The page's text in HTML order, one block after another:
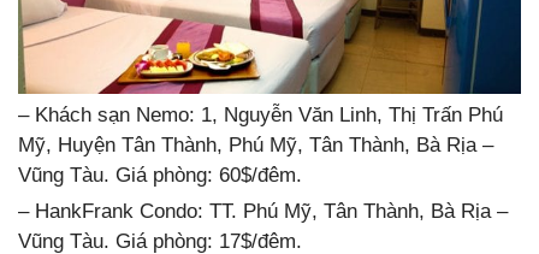
– Khách sạn Nemo: 1, Nguyễn Văn Linh, Thị Trấn Phú
Mỹ, Huyện Tân Thành, Phú Mỹ, Tân Thành, Bà Rịa –
Vũng Tàu. Giá phòng: 60$/đêm.
– HankFrank Condo: TT. Phú Mỹ, Tân Thành, Bà Rịa –
Vũng Tàu. Giá phòng: 17$/đêm.